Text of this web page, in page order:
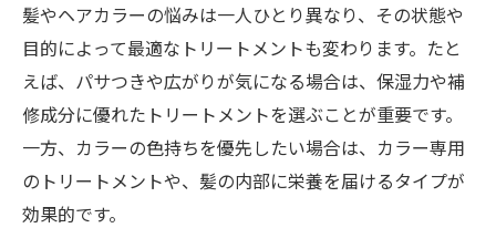
髪のダメージを抑える改善策の実践ポイン
ト
髪・ヘアカラーの持ちを高めるコツと注意
点
ヘアカラー長持ちのためのホームケア術
髪とヘアカラーを守るホームケアの基本
髪やヘアカラーの悩みは一人ひとり異なり、その状態や
目的によって最適なトリートメントも変わります。たと
えば、パサつきや広がりが気になる場合は、保湿力や補
修成分に優れたトリートメントを選ぶことが重要です。
一方、カラーの色持ちを優先したい場合は、カラー専用
のトリートメントや、髪の内部に栄養を届けるタイプが
効果的です。